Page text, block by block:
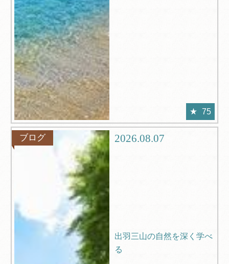
75
ブログ 2026.08.07
出羽三山の自然を深く学べ
る